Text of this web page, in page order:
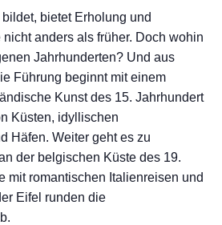
bietet Erholung und
anders als früher. Doch wohin
Jahrhunderten? Und aus
Führung beginnt mit einem
Kunst des 15. Jahrhundert
Küsten, idyllischen
Häfen. Weiter geht es zu
der belgischen Küste des 19.
mit romantischen Italienreisen und
Eifel runden die